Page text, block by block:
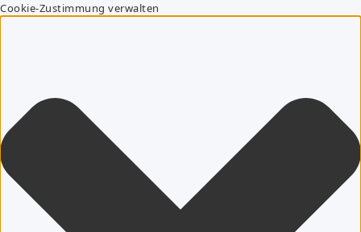
Cookie-Zustimmung verwalten